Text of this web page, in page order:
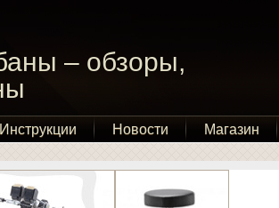
– обзоры,
Инструкции Новости Магазин